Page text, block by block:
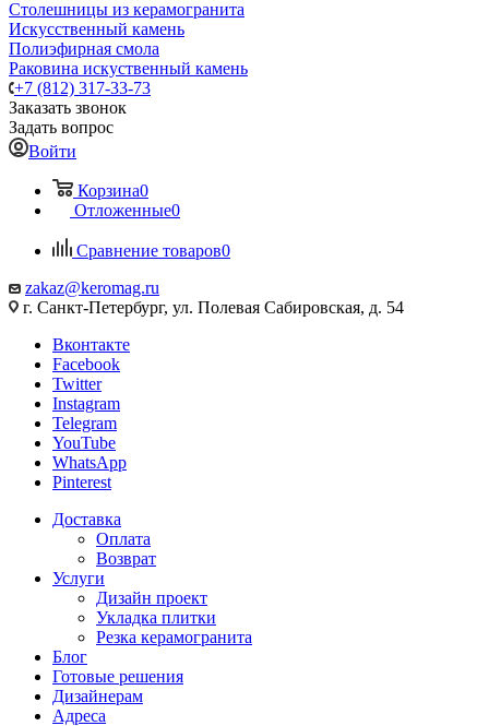
Столешницы из керамогранита
Искусственный камень
Полиэфирная смола
Раковина искуственный камень
+7 (812) 317-33-73
Заказать звонок
Задать вопрос
Войти
Корзина0
Отложенные0
Сравнение товаров0
zakaz@keromag.ru
г. Санкт-Петербург, ул. Полевая Сабировская, д. 54
Вконтакте
Facebook
Twitter
Instagram
Telegram
YouTube
WhatsApp
Pinterest
Доставка
Оплата
Возврат
Услуги
Дизайн проект
Укладка плитки
Резка керамогранита
Блог
Готовые решения
Дизайнерам
Адреса